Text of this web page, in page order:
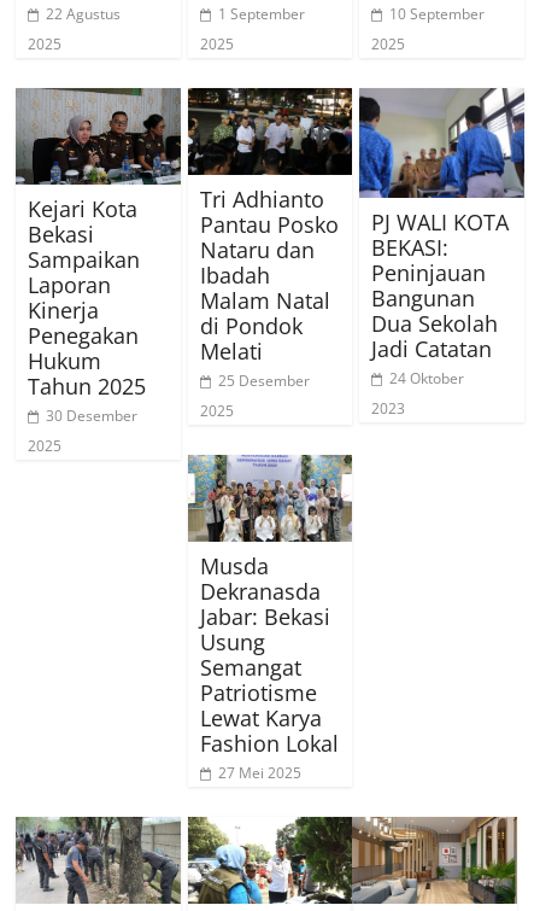
22 Agustus
2025
1 September
2025
10 September
2025
Kejari Kota
Bekasi
Sampaikan
Laporan
Kinerja
Penegakan
Hukum
Tahun 2025
30 Desember
2025
Tri Adhianto
Pantau Posko
Nataru dan
Ibadah
Malam Natal
di Pondok
Melati
25 Desember
2025
PJ WALI KOTA
BEKASI:
Peninjauan
Bangunan
Dua Sekolah
Jadi Catatan
24 Oktober
2023
Musda
Dekranasda
Jabar: Bekasi
Usung
Semangat
Patriotisme
Lewat Karya
Fashion Lokal
27 Mei 2025